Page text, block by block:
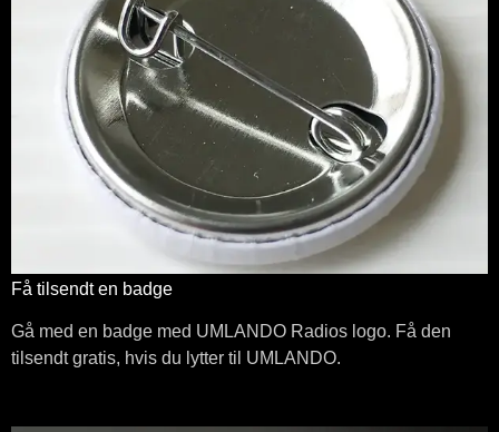
Få tilsendt en badge
Gå med en badge med UMLANDO Radios logo. Få den
tilsendt gratis, hvis du lytter til UMLANDO.